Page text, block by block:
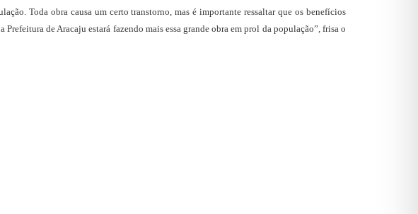
Toda obra causa um certo transtorno, mas é importante ressaltar que os benefícios
de Aracaju estará fazendo mais essa grande obra em prol da população”, frisa o